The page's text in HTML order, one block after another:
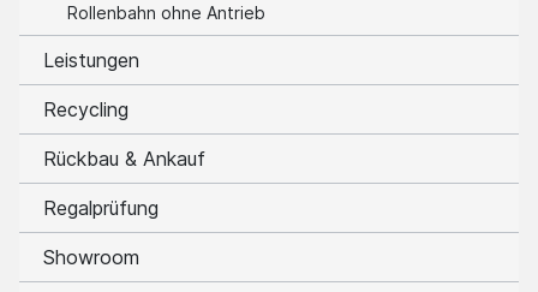
Rollenbahn ohne Antrieb
Leistungen
Recycling
Rückbau & Ankauf
Regalprüfung
Showroom